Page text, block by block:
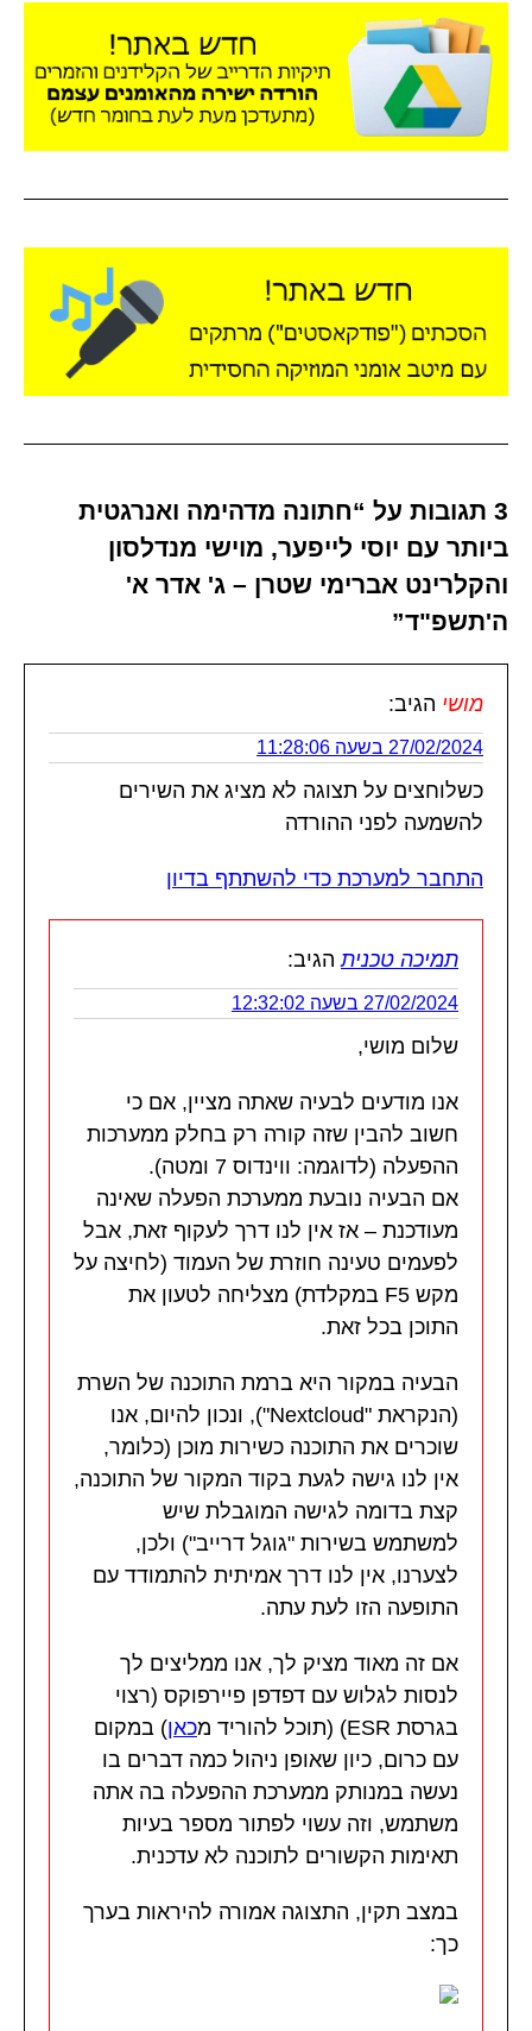
3 תגובות על “חתונה מדהימה ואנרגטית
ביותר עם יוסי לייפער, מוישי מנדלסון
והקלרינט אברימי שטרן – ג' אדר א'
ה'תשפ"ד”
מושי הגיב:
27/02/2024 בשעה 11:28:06
כשלוחצים על תצוגה לא מציג את השירים
להשמעה לפני ההורדה
התחבר למערכת כדי להשתתף בדיון
תמיכה טכנית הגיב:
27/02/2024 בשעה 12:32:02
שלום מושי,
אנו מודעים לבעיה שאתה מציין, אם כי
חשוב להבין שזה קורה רק בחלק ממערכות
ההפעלה (לדוגמה: ווינדוס 7 ומטה).
אם הבעיה נובעת ממערכת הפעלה שאינה
מעודכנת – אז אין לנו דרך לעקוף זאת, אבל
לפעמים טעינה חוזרת של העמוד (לחיצה על
מקש F5 במקלדת) מצליחה לטעון את
התוכן בכל זאת.
הבעיה במקור היא ברמת התוכנה של השרת
(הנקראת "Nextcloud"), ונכון להיום, אנו
שוכרים את התוכנה כשירות מוכן (כלומר,
אין לנו גישה לגעת בקוד המקור של התוכנה,
קצת בדומה לגישה המוגבלת שיש
למשתמש בשירות "גוגל דרייב") ולכן,
לצערנו, אין לנו דרך אמיתית להתמודד עם
התופעה הזו לעת עתה.
אם זה מאוד מציק לך, אנו ממליצים לך
לנסות לגלוש עם דפדפן פיירפוקס (רצוי
בגרסת ESR) (תוכל להוריד מ
כאן) במקום
עם כרום, כיון שאופן ניהול כמה דברים בו
נעשה במנותק ממערכת ההפעלה בה אתה
משתמש, וזה עשוי לפתור מספר בעיות
תאימות הקשורים לתוכנה לא עדכנית.
במצב תקין, התצוגה אמורה להיראות בערך
כך: